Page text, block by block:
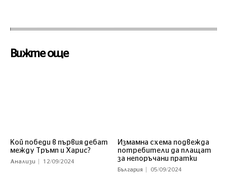
Вижте още
Кой победи в първия дебат
между Тръмп и Харис?
Анализи 12/09/2024
Измамна схема подвежда
потребители да плащат
за непоръчани пратки
България 05/09/2024